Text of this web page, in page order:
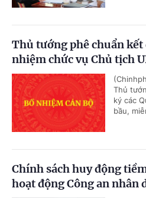
Thủ tướng phê chuẩn
nhiệm chức vụ Chủ tịch
Thủ
ký các
bầu,
Chính sách huy động
hoạt động Công an nhân